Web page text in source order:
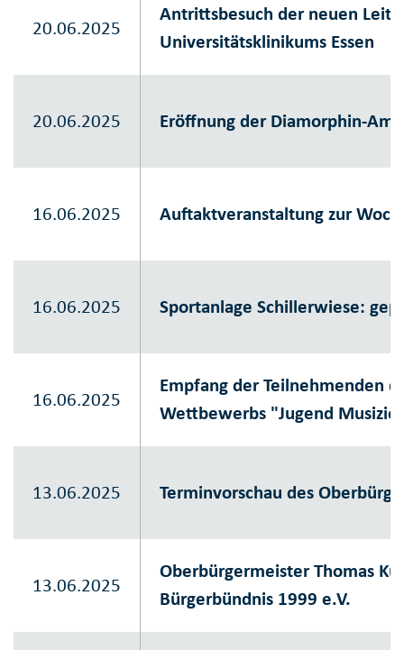
20.06.2025
Antrittsbesuch der neuen
Universitätsklinikums Essen
20.06.2025 Eröffnung der Diamorphin-
16.06.2025 Auftaktveranstaltung zur
16.06.2025 Sportanlage Schillerwiese:
16.06.2025
Empfang der Teilnehmenden
Wettbewerbs "Jugend
13.06.2025 Terminvorschau des
13.06.2025
Oberbürgermeister Thomas
Bürgerbündnis 1999 e.V.